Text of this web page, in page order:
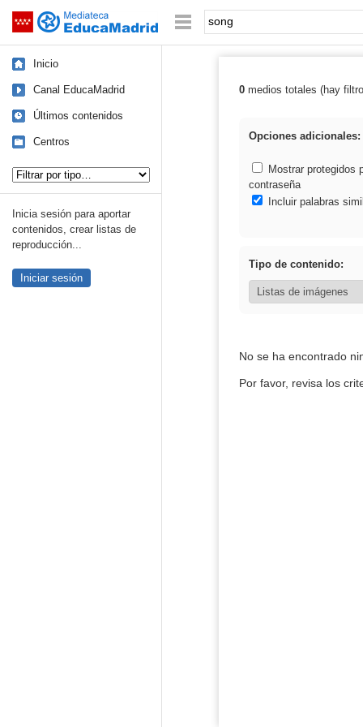
Saltar navegación Palabra o frase:
Inicio
Canal EducaMadrid
Últimos contenidos
Centros
Inicia sesión para aportar
contenidos, crear listas de
reproducción...
Iniciar sesión
Resultados de:
0medios totales (hay
Opciones adicionales:
Mostrar protegidos
contraseña
Incluir palabras
Tipo de contenido:
No se ha encontrado
Por favor, revisa los